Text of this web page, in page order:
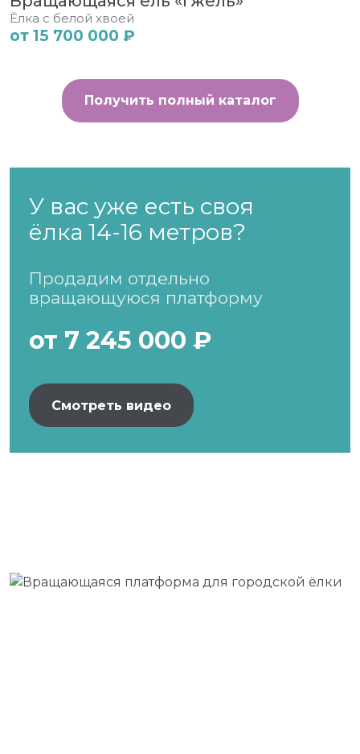
Ёлка с белой хвоей
от 15 700 000 ₽
Получить полный каталог
У вас уже есть своя
ёлка 14-16 метров?
Продадим отдельно
вращающуюся платформу
от 7 245 000 ₽
Смотреть видео